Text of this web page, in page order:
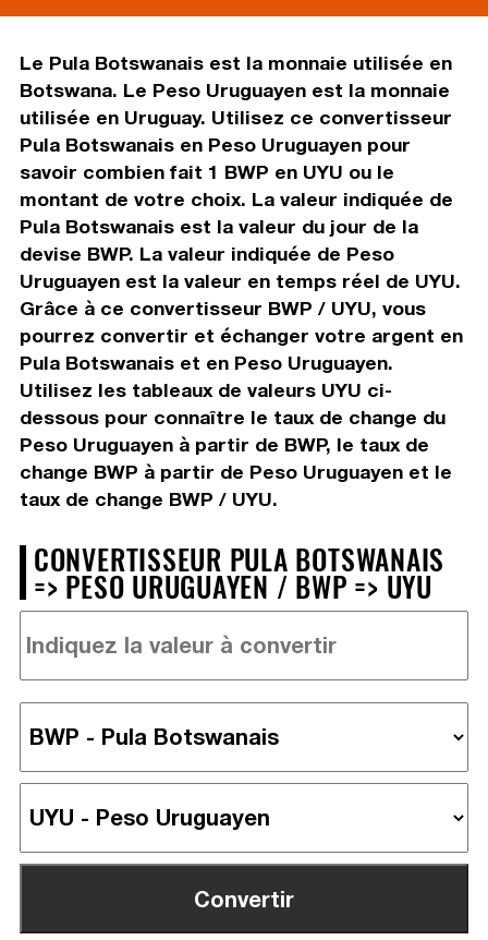
Le Pula Botswanais est la monnaie utilisée en
Botswana. Le Peso Uruguayen est la monnaie
utilisée en Uruguay. Utilisez ce convertisseur
Pula Botswanais en Peso Uruguayen pour
savoir combien fait 1 BWP en UYU ou le
montant de votre choix. La valeur indiquée de
Pula Botswanais est la valeur du jour de la
devise BWP. La valeur indiquée de Peso
Uruguayen est la valeur en temps réel de UYU.
Grâce à ce convertisseur BWP / UYU, vous
pourrez convertir et échanger votre argent en
Pula Botswanais et en Peso Uruguayen.
Utilisez les tableaux de valeurs UYU ci-
dessous pour connaître le taux de change du
Peso Uruguayen à partir de BWP, le taux de
change BWP à partir de Peso Uruguayen et le
taux de change BWP / UYU.
CONVERTISSEUR PULA BOTSWANAIS
=> PESO URUGUAYEN / BWP => UYU